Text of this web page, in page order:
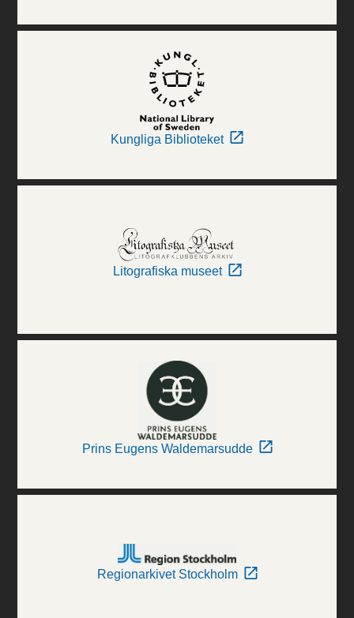
Kungliga Biblioteket
Litografiska museet
Prins Eugens Waldemarsudde
Regionarkivet Stockholm